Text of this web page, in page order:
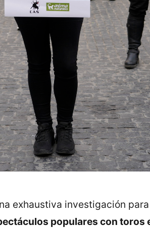
exhaustiva investigación para
populares con toros